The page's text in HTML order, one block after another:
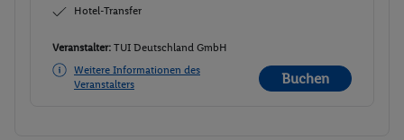
Hotel-Transfer
Veranstalter: TUI Deutschland GmbH
Weitere Informationen des
Veranstalters
Buchen